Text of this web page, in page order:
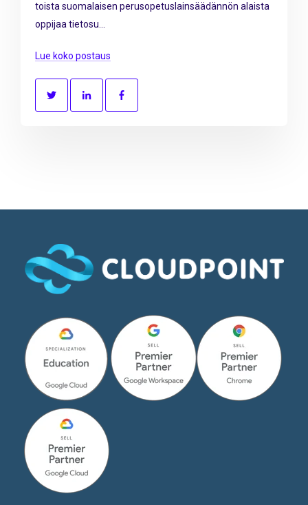
toista suomalaisen perusopetuslainsäädännön alaista
oppijaa tietosu...
Lue koko postaus